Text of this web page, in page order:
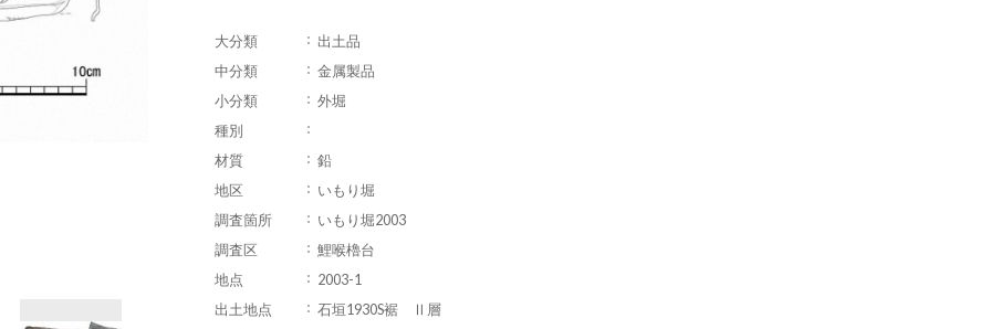
大分類
出土品
中分類
金属製品
小分類
外堀
種別
材質
鉛
地区
いもり堀
調査箇所
いもり堀2003
調査区
鯉喉櫓台
地点
2003-1
出土地点
石垣1930S裾 Ⅱ層